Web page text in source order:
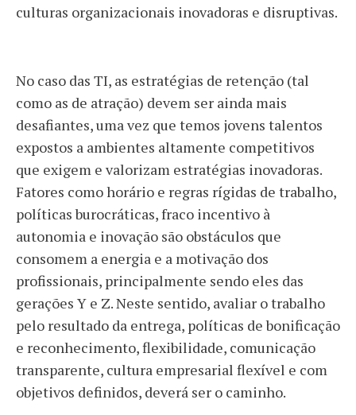
culturas organizacionais inovadoras e disruptivas.
No caso das TI, as estratégias de retenção (tal
como as de atração) devem ser ainda mais
desafiantes, uma vez que temos jovens talentos
expostos a ambientes altamente competitivos
que exigem e valorizam estratégias inovadoras.
Fatores como horário e regras rígidas de trabalho,
políticas burocráticas, fraco incentivo à
autonomia e inovação são obstáculos que
consomem a energia e a motivação dos
profissionais, principalmente sendo eles das
gerações Y e Z. Neste sentido, avaliar o trabalho
pelo resultado da entrega, políticas de bonificação
e reconhecimento, flexibilidade, comunicação
transparente, cultura empresarial flexível e com
objetivos definidos, deverá ser o caminho.